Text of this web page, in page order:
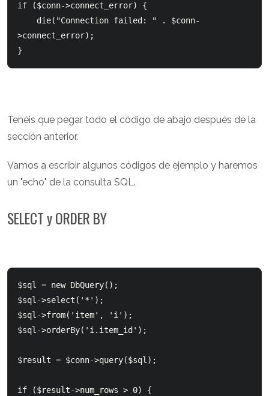
if ($conn->connect_error) {
>connect_error);
Tenéis que pegar todo el código de abajo después de la
sección anterior.
Vamos a escribir algunos códigos de ejemplo y haremos
un "echo" de la consulta SQL.
SELECT y ORDER BY
$sql = new DbQuery();
$sql->select('*');
$sql->from('item', 'i');
$sql->orderBy('i.item_id');
$result = $conn->query($sql);
if ($result->num_rows > 0) {